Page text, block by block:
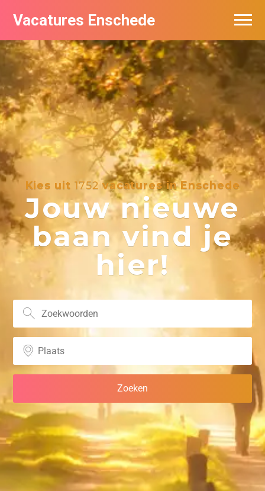
Vacatures Enschede
Kies uit 1752vacatures in Enschede
Jouw nieuwe
baan vind je
hier!
Vacatures per bedrijf
De populairste vacatures in Enschede
Nieuwsbrief feed